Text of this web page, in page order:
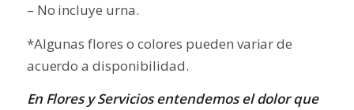
– No incluye urna.
*Algunas flores o colores pueden variar de
acuerdo a disponibilidad.
En Flores y Servicios entendemos el dolor que